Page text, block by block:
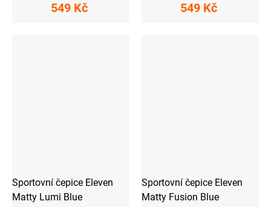
549 Kč 549 Kč
Sportovní čepice Eleven
Matty Lumi Blue
Sportovní čepice Eleven
Matty Fusion Blue